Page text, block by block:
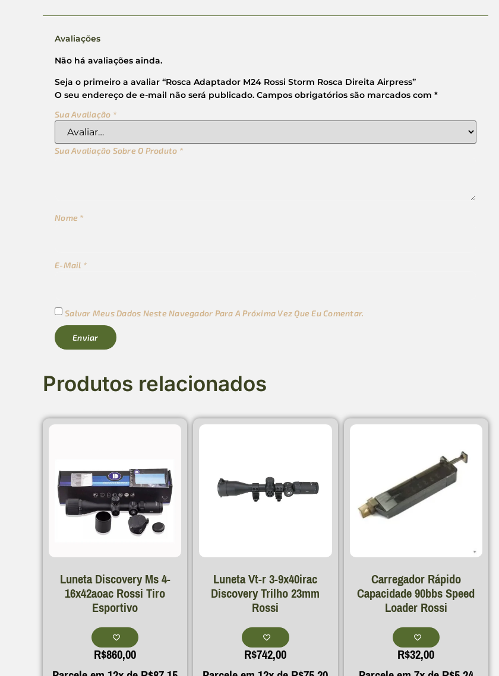
Avaliações
Não há avaliações ainda.
Seja o primeiro a avaliar “Rosca Adaptador M24 Rossi Storm Rosca Direita Airpress”
O seu endereço de e-mail não será publicado. Campos obrigatórios são marcados com *
Sua Avaliação *
Sua Avaliação Sobre O Produto *
Nome *
E-Mail *
Salvar Meus Dados Neste Navegador Para A Próxima Vez Que Eu Comentar.
Produtos relacionados
Luneta Discovery Ms 4-
16x42aoac Rossi Tiro
Esportivo
R$860,00
Luneta Vt-r 3-9x40irac
Discovery Trilho 23mm
Rossi
R$742,00
Carregador Rápido
Capacidade 90bbs Speed
Loader Rossi
R$32,00